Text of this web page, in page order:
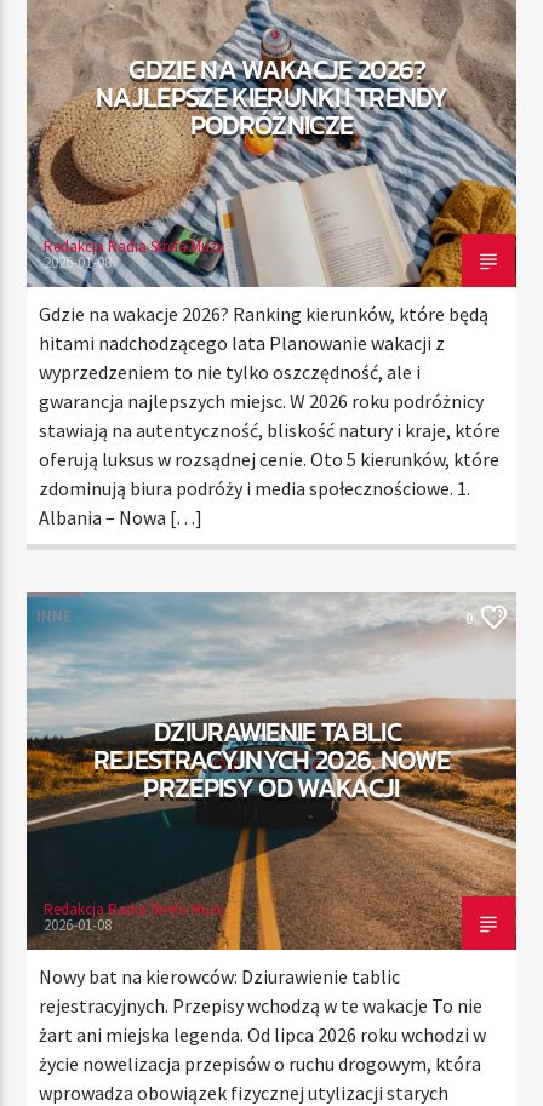
TERAZ
RADIO STREFA MUZY
00:00 24:00
GDZIE NA WAKACJE 2026?
NAJLEPSZE KIERUNKI I TRENDY
PODRÓŻNICZE
Redakcja Radia Strefa Muzy
2026-01-08
Gdzie na wakacje 2026? Ranking kierunków, które będą
hitami nadchodzącego lata Planowanie wakacji z
wyprzedzeniem to nie tylko oszczędność, ale i
gwarancja najlepszych miejsc. W 2026 roku podróżnicy
stawiają na autentyczność, bliskość natury i kraje, które
oferują luksus w rozsądnej cenie. Oto 5 kierunków, które
zdominują biura podróży i media społecznościowe. 1.
Albania – Nowa […]
INNE 0
DZIURAWIENIE TABLIC
REJESTRACYJNYCH 2026. NOWE
PRZEPISY OD WAKACJI
Redakcja Radia Strefa Muzy
2026-01-08
Nowy bat na kierowców: Dziurawienie tablic
rejestracyjnych. Przepisy wchodzą w te wakacje To nie
żart ani miejska legenda. Od lipca 2026 roku wchodzi w
życie nowelizacja przepisów o ruchu drogowym, która
wprowadza obowiązek fizycznej utylizacji starych